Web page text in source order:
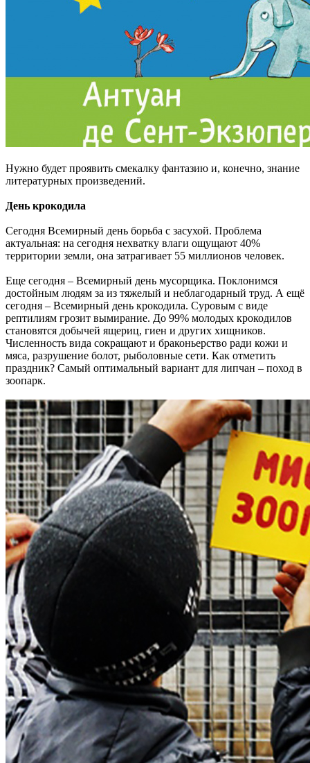
Нужно будет проявить смекалку фантазию и, конечно, знание
литературных произведений.
День крокодила
Сегодня Всемирный день борьба с засухой. Проблема
актуальная: на сегодня нехватку влаги ощущают 40%
территории земли, она затрагивает 55 миллионов человек.
Еще сегодня – Всемирный день мусорщика. Поклонимся
достойным людям за из тяжелый и неблагодарный труд. А ещё
сегодня – Всемирный день крокодила. Суровым с виде
рептилиям грозит вымирание. До 99% молодых крокодилов
становятся добычей ящериц, гиен и других хищников.
Численность вида сокращают и браконьерство ради кожи и
мяса, разрушение болот, рыболовные сети. Как отметить
праздник? Самый оптимальный вариант для липчан – поход в
зоопарк.